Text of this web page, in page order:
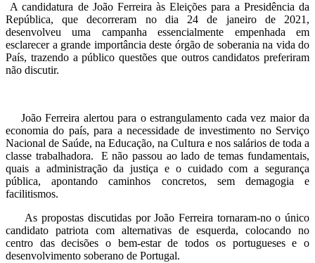
A candidatura de João Ferreira às Eleições para a Presidência da
República, que decorreram no dia 24 de janeiro de 2021,
desenvolveu uma campanha essencialmente empenhada em
esclarecer a grande importância deste órgão de soberania na vida do
País, trazendo a público questões que outros candidatos preferiram
não discutir.
João Ferreira alertou para o estrangulamento cada vez maior da
economia do país, para a necessidade de investimento no Serviço
Nacional de Saúde, na Educação, na Cultura e nos salários de toda a
classe trabalhadora. E não passou ao lado de temas fundamentais,
quais a administração da justiça e o cuidado com a segurança
pública, apontando caminhos concretos, sem demagogia e
facilitismos.
As propostas discutidas por João Ferreira tornaram-no o único
candidato patriota com alternativas de esquerda, colocando no
centro das decisões o bem-estar de todos os portugueses e o
desenvolvimento soberano de Portugal.